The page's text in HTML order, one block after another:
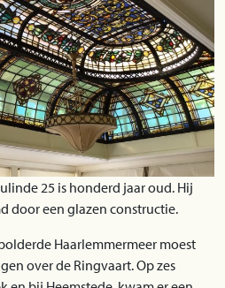
25 is honderd jaar oud. Hij
door een glazen constructie.
Haarlemmermeer moest
over de Ringvaart. Op zes